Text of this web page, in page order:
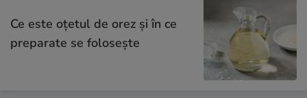
Ce este oțetul de orez și în ce
preparate se folosește